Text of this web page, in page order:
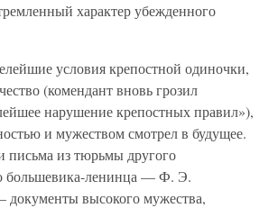
характер убежденного
условия крепостной одиночки,
(комендант вновь грозил
нарушение крепостных правил»),
и мужеством смотрел в будущее.
письма из тюрьмы другого
большевика-ленинца — Ф. Э.
высокого мужества,